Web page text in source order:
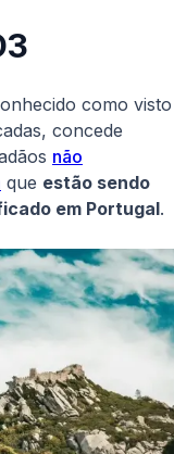
como visto
concede
não
que estão sendo
em Portugal.